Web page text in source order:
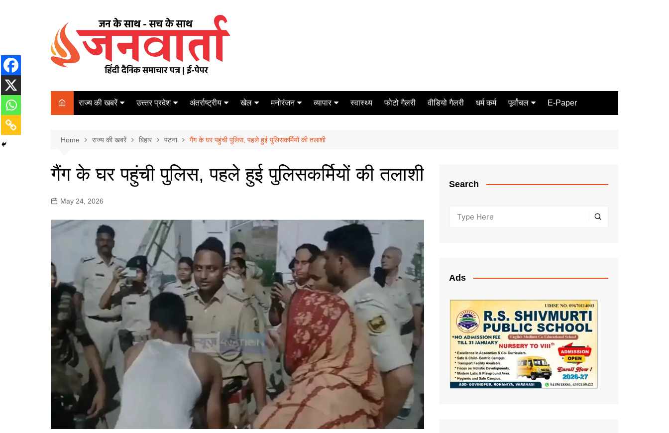
राज्य की खबरें
पटना
कोलकाता
नई दिल्ली
उत्त्तर प्रदेश
कानपुर
आज़मगढ़
गोरखपुर
लखनऊ
सोनभद्र
अंतर्राष्ट्रीय खेल
टेनिस
मनोरंजन
मिर्च मसाला
व्यापार
ऑटो मोबाइल
स्वास्थ्य फोटो गैलरी वीडियो गैलरी धर्म कर्म पूर्वांचल E-Paper
Home राज्य की खबरें बिहार पटना गैंग के घर पहुंची पुलिस, पहले हुई पुलिसकर्मियों की तलाशी
गैंग के घर पहुंची पुलिस, पहले हुई पुलिसकर्मियों की तलाशी
May 24, 2026
Search
Ads